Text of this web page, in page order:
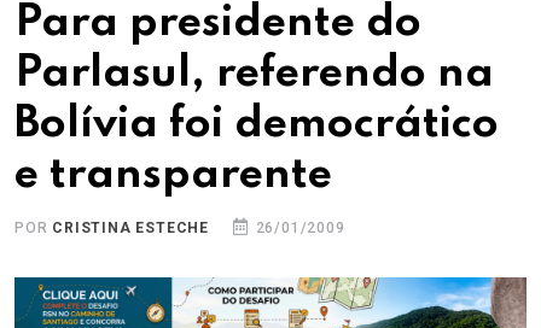
Para presidente do
Parlasul, referendo na
Bolívia foi democrático
e transparente
POR CRISTINA ESTECHE 26/01/2009